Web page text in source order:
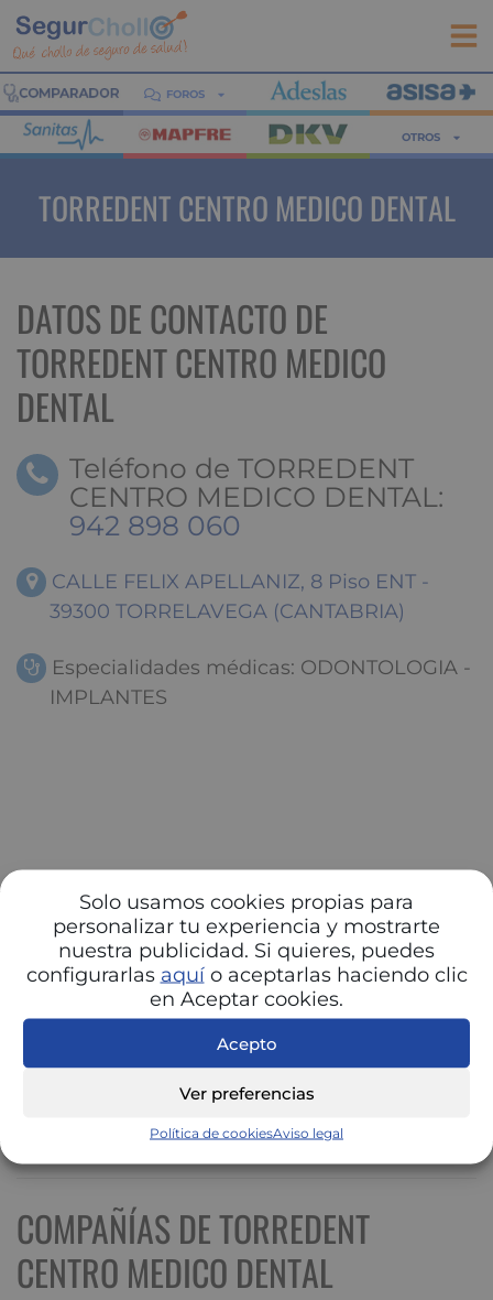
Solo usamos cookies propias para
personalizar tu experiencia y mostrarte
nuestra publicidad. Si quieres, puedes
configurarlas aquío aceptarlas haciendo clic
en Aceptar cookies.
Acepto
Ver preferencias
Política de cookiesAviso legal
FOROS
OTROS
TORREDENT CENTRO MEDICO DENTAL
DATOS DE CONTACTO DE
TORREDENT CENTRO MEDICO
DENTAL
Teléfono de TORREDENT
CENTRO MEDICO DENTAL:
942 898 060
CALLE FELIX APELLANIZ, 8 Piso ENT -
39300 TORRELAVEGA (CANTABRIA)
Especialidades médicas: ODONTOLOGIA -
IMPLANTES
COMPAÑÍAS DE TORREDENT
CENTRO MEDICO DENTAL